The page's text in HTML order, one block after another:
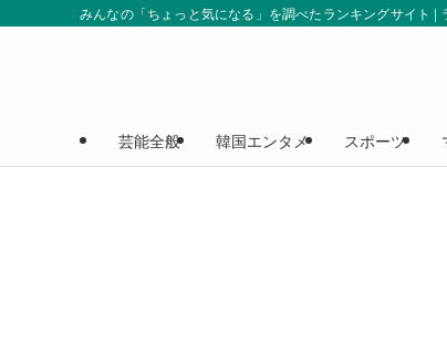
みんなの「ちょっと気になる」を調べたランキングサイト |
芸能全般 韓国エンタメ スポーツ